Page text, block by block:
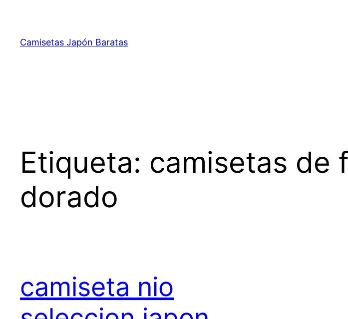
contenido
Camisetas Japón Baratas
Etiqueta: camisetas de
dorado
camiseta nio